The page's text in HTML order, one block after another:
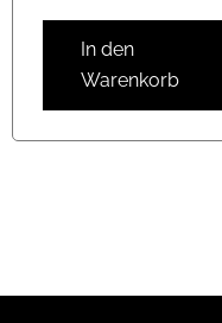
In den
Warenkorb